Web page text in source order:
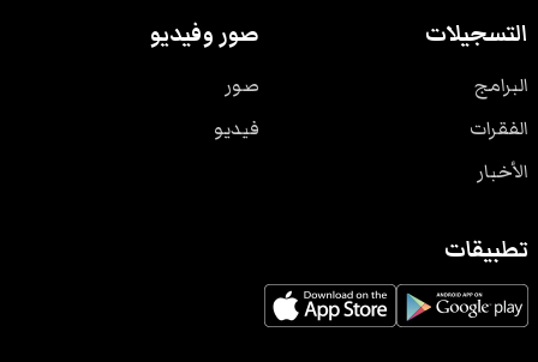
التسجيلات
البرامج
الفقرات
الأخبار
صور وفيديو
صور
فيديو
تطبيقات